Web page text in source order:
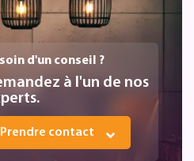
d'un conseil ?
à l'un de nos
Prendre contact